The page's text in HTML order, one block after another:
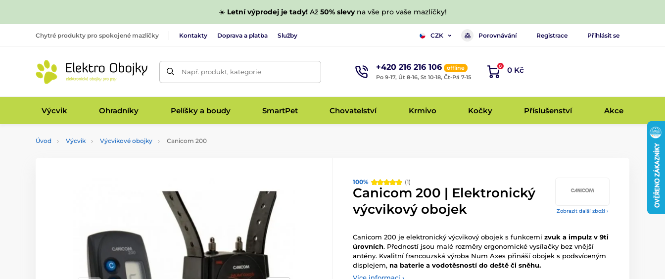
☀️ Letní výprodej je tady!Až 50% slevyna vše pro vaše mazlíčky!
Chytré produkty pro spokojené mazlíčky Kontakty Doprava a platba Služby CZK Porovnávání Registrace Přihlásit se
Např. produkt, kategorie +420 216 216 106
offline
Po 9-17, Út 8-16, St 10-18, Čt-Pá 7-15
0 0 Kč
Výcvik Ohradníky Pelíšky a boudy SmartPet Chovatelství Krmivo Kočky Příslušenství Akce
Úvod Výcvik Výcvikové obojky Canicom 200
100% (1)
Zobrazit další zboží ›
Canicom 200 | Elektronický
výcvikový obojek
Canicom 200 je elektronický výcvikový obojek s funkcemi zvuk a impulz v 9ti
úrovních. Předností jsou malé rozměry ergonomické vysílačky bez vnější
antény. Kvalitní francouzská výroba Num Axes přináší obojek s podsvíceným
displejem, na baterie a vodotěsností do deště či sněhu.